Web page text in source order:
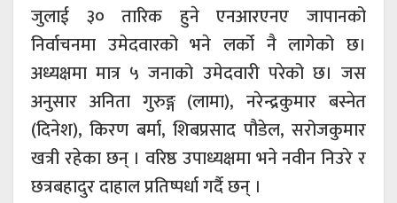
जुलाई ३० तारिक हुने एनआरएनए जापानको
निर्वाचनमा उमेदवारको भने लर्को नै लागेको छ।
अध्यक्षमा मात्र ५ जनाको उमेदवारी परेको छ। जस
अनुसार अनिता गुरुङ्ग (लामा), नरेन्द्रकुमार बस्नेत
(दिनेश), किरण बर्मा, शिबप्रसाद पौडेल, सरोजकुमार
खत्री रहेका छन् । वरिष्ठ उपाध्यक्षमा भने नवीन निउरे र
छत्रबहादुर दाहाल प्रतिष्पर्धा गर्दै छन् ।